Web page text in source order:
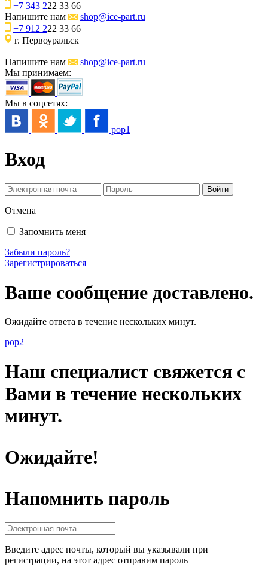
+7 343 222 33 66
Напишите нам
shop@ice-part.ru
+7 912 222 33 66
г. Первоуральск
Напишите нам
shop@ice-part.ru
Мы принимаем:
Мы в соцсетях:
pop1
Вход
Отмена
Запомнить меня
Забыли пароль?
Зарегистрироваться
Ваше сообщение доставлено.
Ожидайте ответа в течение нескольких минут.
pop2
Наш специалист свяжется с
Вами в течение нескольких
минут.
Ожидайте!
Напомнить пароль
Введите адрес почты, который вы указывали при
регистрации, на этот адрес отправим пароль